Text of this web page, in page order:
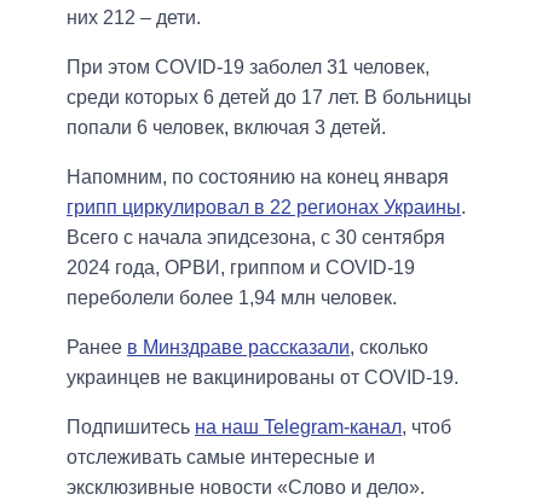
них 212 – дети.
При этом COVID-19 заболел 31 человек,
среди которых 6 детей до 17 лет. В больницы
попали 6 человек, включая 3 детей.
Напомним, по состоянию на конец января
грипп циркулировал в 22 регионах Украины.
Всего с начала эпидсезона, с 30 сентября
2024 года, ОРВИ, гриппом и COVID-19
переболели более 1,94 млн человек.
Ранее в Минздраве рассказали, сколько
украинцев не вакцинированы от COVID-19.
Подпишитесь на наш Telegram-канал, чтоб
отслеживать самые интересные и
эксклюзивные новости «Слово и дело».